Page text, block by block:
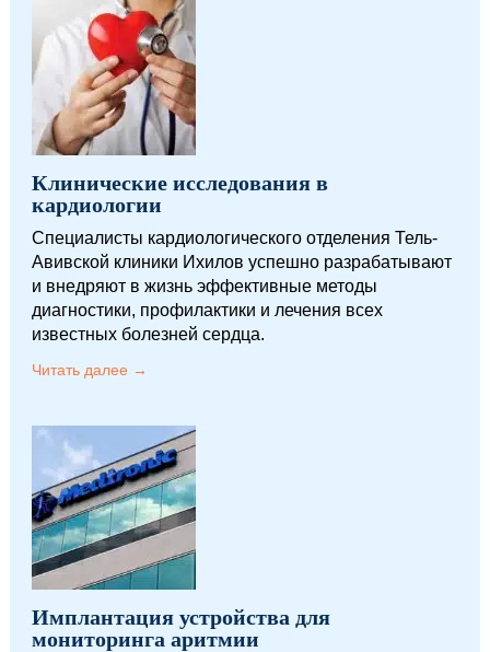
Клинические исследования в
кардиологии
Специалисты кардиологического отделения Тель-
Авивской клиники Ихилов успешно разрабатывают
и внедряют в жизнь эффективные методы
диагностики, профилактики и лечения всех
известных болезней сердца.
Читать далее →
Имплантация устройства для
мониторинга аритмии